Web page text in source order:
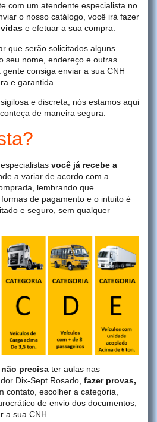
com um atendente especialista no
o nosso catálogo, você irá fazer
e efetuar a sua compra.
que serão solicitados alguns
seu nome, endereço e outras
consiga enviar a sua CNH
e garantida.
e discreta, nós estamos aqui
de maneira segura.
você já recebe a
a variar de acordo com a
lembrando que
de pagamento e o intuito é
e seguro, sem qualquer
precisa ter aulas nas
Dix-Sept Rosado, fazer provas,
contato, escolher a categoria,
de envio dos documentos,
a sua CNH.